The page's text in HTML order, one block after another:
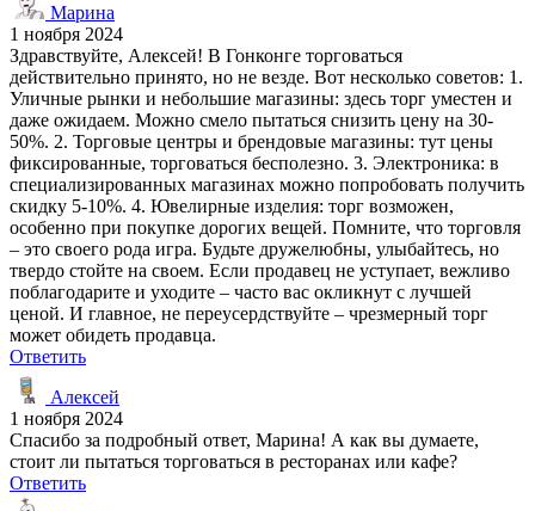
Марина
1 ноября 2024
Здравствуйте, Алексей! В Гонконге торговаться
действительно принято, но не везде. Вот несколько советов: 1.
Уличные рынки и небольшие магазины: здесь торг уместен и
даже ожидаем. Можно смело пытаться снизить цену на 30-
50%. 2. Торговые центры и брендовые магазины: тут цены
фиксированные, торговаться бесполезно. 3. Электроника: в
специализированных магазинах можно попробовать получить
скидку 5-10%. 4. Ювелирные изделия: торг возможен,
особенно при покупке дорогих вещей. Помните, что торговля
– это своего рода игра. Будьте дружелюбны, улыбайтесь, но
твердо стойте на своем. Если продавец не уступает, вежливо
поблагодарите и уходите – часто вас окликнут с лучшей
ценой. И главное, не переусердствуйте – чрезмерный торг
может обидеть продавца.
Ответить
Алексей
1 ноября 2024
Спасибо за подробный ответ, Марина! А как вы думаете,
стоит ли пытаться торговаться в ресторанах или кафе?
Ответить